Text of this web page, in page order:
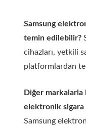
Samsung
temin edilebilir?
cihazları, yetkili
platformlardan
Diğer markalarla
elektronik sigara
Samsung